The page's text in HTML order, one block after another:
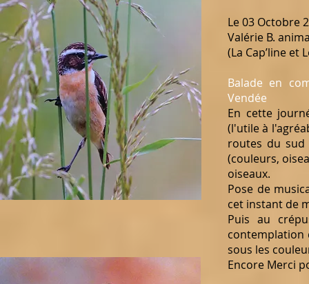
Le 03 Octobre
Valérie B.
(La Cap’line et
Balade en
Vendée
En cette
(l'utile à
routes du sud
(couleurs,
oiseaux.
Pose de
cet instant de
Puis au
contemplation
sous les
Encore Merci